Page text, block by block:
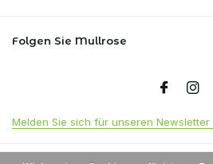
Folgen Sie Mullrose
Melden Sie sich für unseren Newsletter